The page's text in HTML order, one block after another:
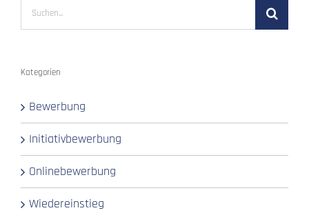
Kategorien
Bewerbung
Initiativbewerbung
Onlinebewerbung
Wiedereinstieg